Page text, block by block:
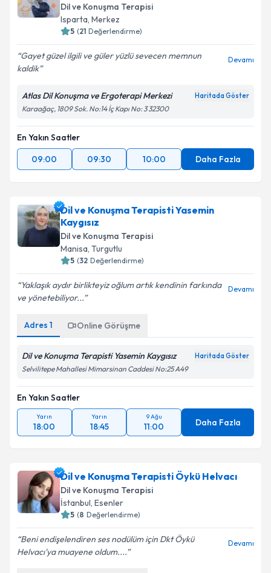
Dil ve Konuşma Terapisi
Isparta, Merkez
5 (21 Değerlendirme)
Gayet güzel ilgili ve güler yüzlü sevecen memnun
kaldik
Devamı
Atlas Dil Konuşma ve Ergoterapi Merkezi Haritada Göster
Karaağaç, 1809 Sok. No:14 İç Kapı No: 3 32300
En Yakın Saatler
09:00
09:30 10:00 Daha Fazla
Dil ve Konuşma Terapisti Yasemin
Kaygısız
Dil ve Konuşma Terapisi
Manisa, Turgutlu
5 (32 Değerlendirme)
Yaklaşık aydır birlikteyiz oğlum artık kendinin farkında
ve yönetebiliyor...
Devamı
Adres 1 Online Görüşme
Dil ve Konuşma Terapisti Yasemin Kaygısız Haritada Göster
Selvilitepe Mahallesi Mimarsinan Caddesi No:25 A49
En Yakın Saatler
Yarın
18:00
Yarın
18:45
9 Ağu
11:00 Daha Fazla
Dil ve Konuşma Terapisti Öykü Helvacı
Dil ve Konuşma Terapisi
İstanbul, Esenler
5 (8 Değerlendirme)
Beni endişelendiren ses nodülüm için Dkt Öykü
Helvacı'ya muayene oldum....
Devamı